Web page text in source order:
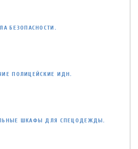
БЕЗОПАСНОСТИ.
ПОЛИЦЕЙСКИЕ ИДН.
ШКАФЫ ДЛЯ СПЕЦОДЕЖДЫ.